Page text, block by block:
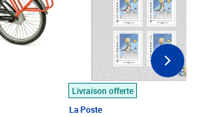
Livraison offerte
La Poste